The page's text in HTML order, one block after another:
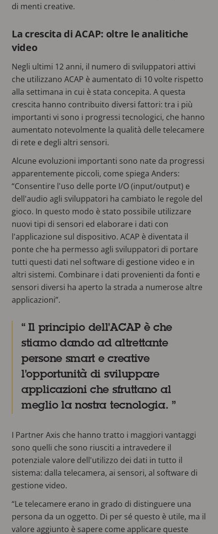
di menti creative.
La crescita di ACAP: oltre le analitiche
video
Negli ultimi 12 anni, il numero di sviluppatori attivi
che utilizzano ACAP è aumentato di 10 volte rispetto
alla settimana in cui è stata concepita. A questa
crescita hanno contribuito diversi fattori: tra i più
importanti vi sono i progressi tecnologici, che hanno
aumentato notevolmente la qualità delle telecamere
di rete e degli altri sensori.
Alcune evoluzioni importanti sono nate da progressi
apparentemente piccoli, come spiega Anders:
“Consentire l'uso delle porte I/O (input/output) e
dell'audio agli sviluppatori ha cambiato le regole del
gioco. In questo modo è stato possibile utilizzare
nuovi tipi di sensori ed elaborare i dati con
l'applicazione sul dispositivo. ACAP è diventata il
ponte che ha permesso agli sviluppatori di portare
tutti questi dati nel software di gestione video e in
altri sistemi. Combinare i dati provenienti da fonti e
sensori diversi ha aperto la strada a numerose altre
applicazioni”.
Il principio dell'ACAP è che
stiamo dando ad altrettante
persone smart e creative
l'opportunità di sviluppare
applicazioni che sfruttano al
meglio la nostra tecnologia.
I Partner Axis che hanno tratto i maggiori vantaggi
sono quelli che sono riusciti a intravedere il
potenziale valore dell'utilizzo dei dati in tutto il
sistema: dalla telecamera, ai sensori, al software di
gestione video.
“Le telecamere erano in grado di distinguere una
persona da un oggetto. Di per sé questo è utile, ma il
valore aggiunto è sapere come applicare queste